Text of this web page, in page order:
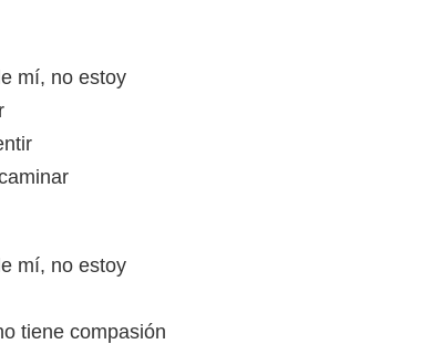
mí, no estoy
mí, no estoy
tiene compasión